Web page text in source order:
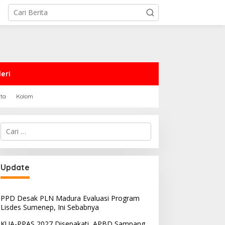
Kolom
Sampang Dukung
Kaum LGBT
Cari
untuk:
Update
PPD Desak PLN Madura Evaluasi Program
Lisdes Sumenep, Ini Sebabnya